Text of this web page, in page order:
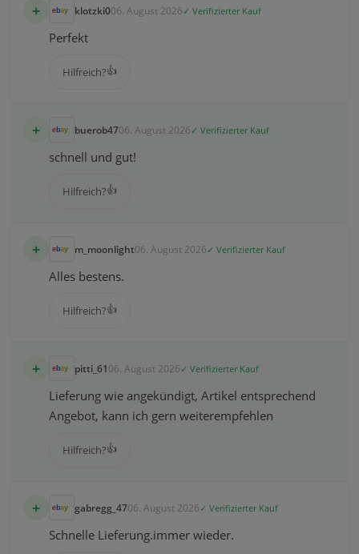
+ klotzki006. August 2026✓ Verifizierter Kauf
Perfekt
Hilfreich?👍
+ buerob4706. August 2026✓ Verifizierter Kauf
schnell und gut!
Hilfreich?👍
+ m_moonlight06. August 2026✓ Verifizierter Kauf
Alles bestens.
Hilfreich?👍
+ pitti_6106. August 2026✓ Verifizierter Kauf
Lieferung wie angekündigt, Artikel entsprechend
Angebot, kann ich gern weiterempfehlen
Hilfreich?👍
+ gabregg_4706. August 2026✓ Verifizierter Kauf
Schnelle Lieferung.immer wieder.